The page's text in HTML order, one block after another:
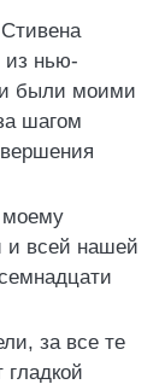
из нью-
были моими
шагом
моему
и всей нашей
за все те